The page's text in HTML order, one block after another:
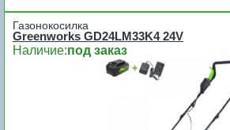
Газонокосилка
Greenworks GD24LM33K4 24V
Наличие:под заказ